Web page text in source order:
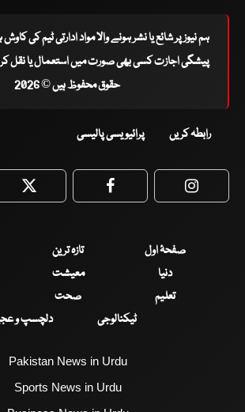
ہم نیوز پر شائع یا نشر ہونے والا مواد ادارتی ٹیم کی
پیشگی اجازت کسی بھی صورت میں استعمال یا نقل
حقوق محفوظ ہیں © 2026
رابطہ کریں پرائیویسی پالیسی
Twitter Facebook
صفحۂ اول تازہ ترین
دنیا
معیشت
تعلیم
صحت
ٹیکنالوجی
دلچسپ و
Pakistan News in Urdu
Sports News in Urdu